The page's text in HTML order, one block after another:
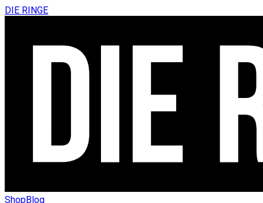
DIE RINGE
ShopBlog